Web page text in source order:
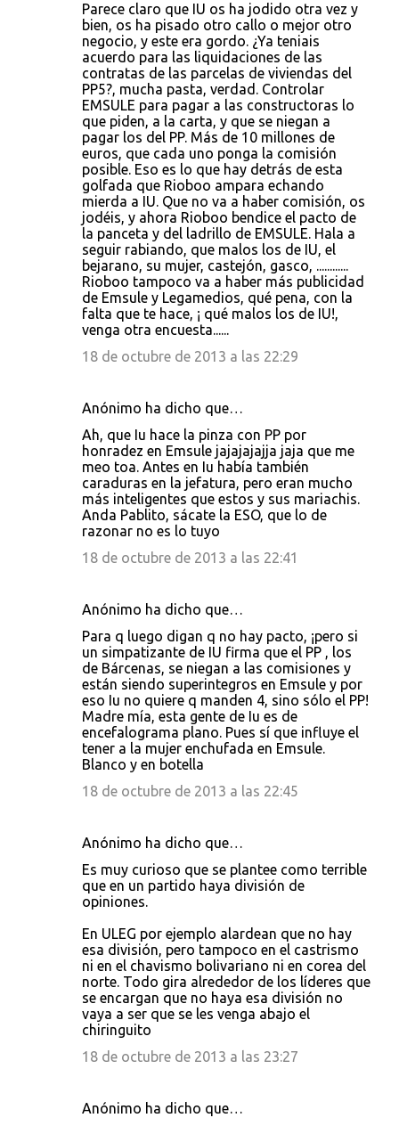
Parece claro que IU os ha jodido otra vez y
bien, os ha pisado otro callo o mejor otro
negocio, y este era gordo. ¿Ya teniais
acuerdo para las liquidaciones de las
contratas de las parcelas de viviendas del
PP5?, mucha pasta, verdad. Controlar
EMSULE para pagar a las constructoras lo
que piden, a la carta, y que se niegan a
pagar los del PP. Más de 10 millones de
euros, que cada uno ponga la comisión
posible. Eso es lo que hay detrás de esta
golfada que Rioboo ampara echando
mierda a IU. Que no va a haber comisión, os
jodéis, y ahora Rioboo bendice el pacto de
la panceta y del ladrillo de EMSULE. Hala a
seguir rabiando, que malos los de IU, el
bejarano, su mujer, castejón, gasco, ............
Rioboo tampoco va a haber más publicidad
de Emsule y Legamedios, qué pena, con la
falta que te hace, ¡ qué malos los de IU!,
venga otra encuesta......
18 de octubre de 2013 a las 22:29
Anónimo ha dicho que…
Ah, que Iu hace la pinza con PP por
honradez en Emsule jajajajajja jaja que me
meo toa. Antes en Iu había también
caraduras en la jefatura, pero eran mucho
más inteligentes que estos y sus mariachis.
Anda Pablito, sácate la ESO, que lo de
razonar no es lo tuyo
18 de octubre de 2013 a las 22:41
Anónimo ha dicho que…
Para q luego digan q no hay pacto, ¡pero si
un simpatizante de IU firma que el PP , los
de Bárcenas, se niegan a las comisiones y
están siendo superintegros en Emsule y por
eso Iu no quiere q manden 4, sino sólo el PP!
Madre mía, esta gente de Iu es de
encefalograma plano. Pues sí que influye el
tener a la mujer enchufada en Emsule.
Blanco y en botella
18 de octubre de 2013 a las 22:45
Anónimo ha dicho que…
Es muy curioso que se plantee como terrible
que en un partido haya división de
opiniones.
En ULEG por ejemplo alardean que no hay
esa división, pero tampoco en el castrismo
ni en el chavismo bolivariano ni en corea del
norte. Todo gira alrededor de los líderes que
se encargan que no haya esa división no
vaya a ser que se les venga abajo el
chiringuito
18 de octubre de 2013 a las 23:27
Anónimo ha dicho que…